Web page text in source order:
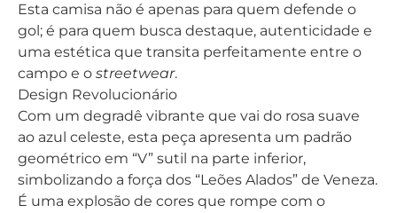
Esta camisa não é apenas para quem defende o
gol; é para quem busca destaque, autenticidade e
uma estética que transita perfeitamente entre o
campo e o streetwear.
Design Revolucionário
Com um degradê vibrante que vai do rosa suave
ao azul celeste, esta peça apresenta um padrão
geométrico em “V” sutil na parte inferior,
simbolizando a força dos “Leões Alados” de Veneza.
É uma explosão de cores que rompe com o